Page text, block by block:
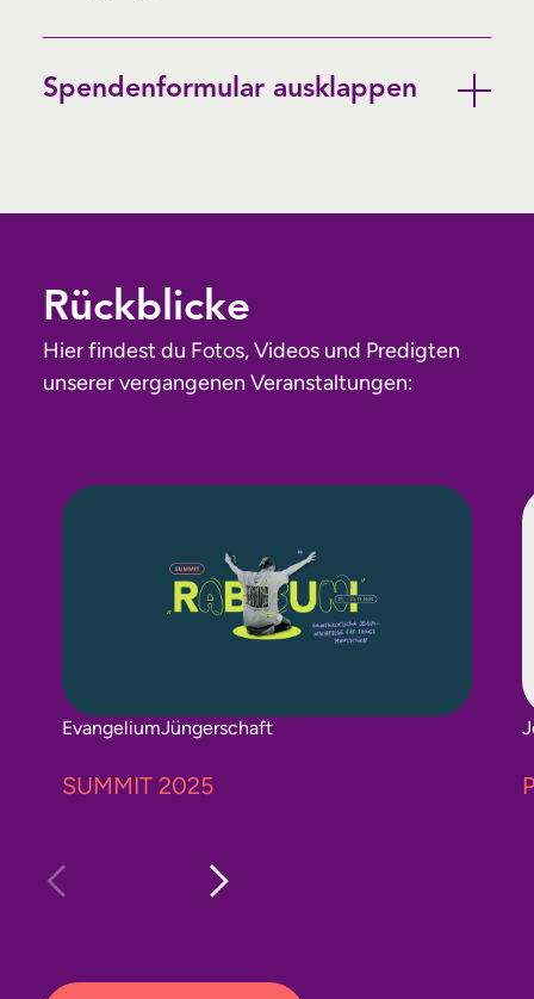
Spendenformular ausklappen
Rückblicke
Hier findest du Fotos, Videos und Predigten
unserer vergangenen Veranstaltungen:
EvangeliumJüngerschaft
SUMMIT 2025